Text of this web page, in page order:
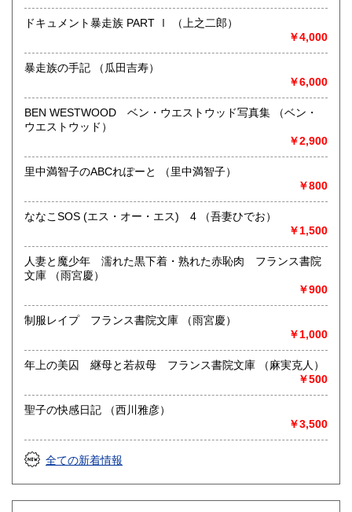
書籍の買取について
-
趣味、サブカルチャー、古書一般（その他）
ロック、アイドル、サブカルチャー、古書一般等
ドキュメント暴走族 PART Ⅰ （上之二郎）
￥4,000
暴走族の手記 （瓜田吉寿）
￥6,000
BEN WESTWOOD ベン・ウエストウッド写真集 （ベン・
ウエストウッド）
￥2,900
里中満智子のABCれぽーと （里中満智子）
￥800
ななこSOS (エス・オー・エス) 4 （吾妻ひでお）
￥1,500
人妻と魔少年 濡れた黒下着・熟れた赤恥肉 フランス書院
文庫 （雨宮慶）
￥900
制服レイプ フランス書院文庫 （雨宮慶）
￥1,000
年上の美囚 継母と若叔母 フランス書院文庫 （麻実克人）
￥500
聖子の快感日記 （西川雅彦）
￥3,500
全ての新着情報